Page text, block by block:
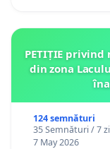
PETIȚIE
din zona
124 semnături
35 Semnături / 7
7 May 2026